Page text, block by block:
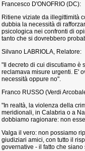
Francesco D'ONOFRIO (DC):
Ritiene viziate da illegittimità
dubbia la necessità di
psicologica nei confronti di
tanto che si dovrebbero
Silvano LABRIOLA, Relatore:
"Il decreto di cui discutiamo è
reclamava misure urgenti. E'
necessità oppure no".
Franco RUSSO (Verdi
"In realtà, la violenza della
meridionali, in Calabria o a
dobbiamo ragionare: non
Valga il vero: non possiamo
giudiziari amici, con tutto il
governative - il fatto che